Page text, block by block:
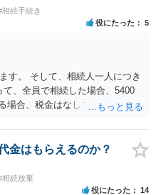
る過払金など相当な財産が見
りました。
相続手続き
役にたった 5
す。 そして、相続人一人につき
、全員で相続した場合、5400
場合、税金はなしです。 一人が
相続する方が税金はお得です。
結果、親がすべて相続と決める
非課税枠は、全員で相続した540
全部相続すると、母から三人
となります。 そうすると、母が
金はもらえるのか？
相続放棄
役にたった 14